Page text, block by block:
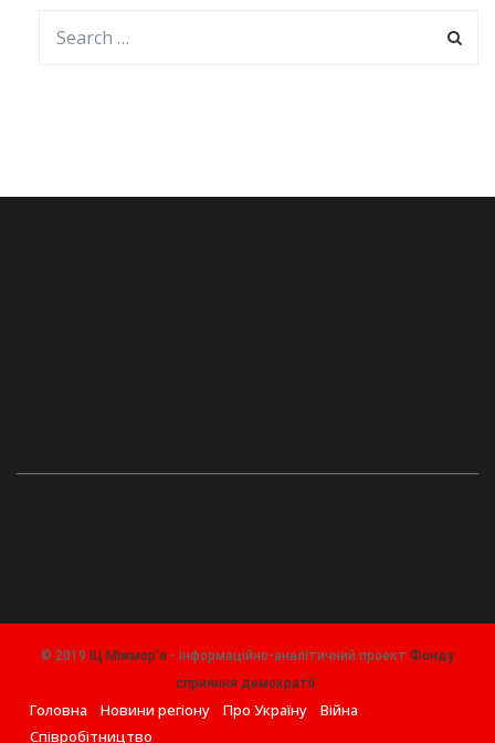
© 2019 ІЦ Міжмор'я - інформаційно-аналітичний проект Фонду
сприяння демократії.
Головна Новини регіону Про Україну
Війна
Співробітництво